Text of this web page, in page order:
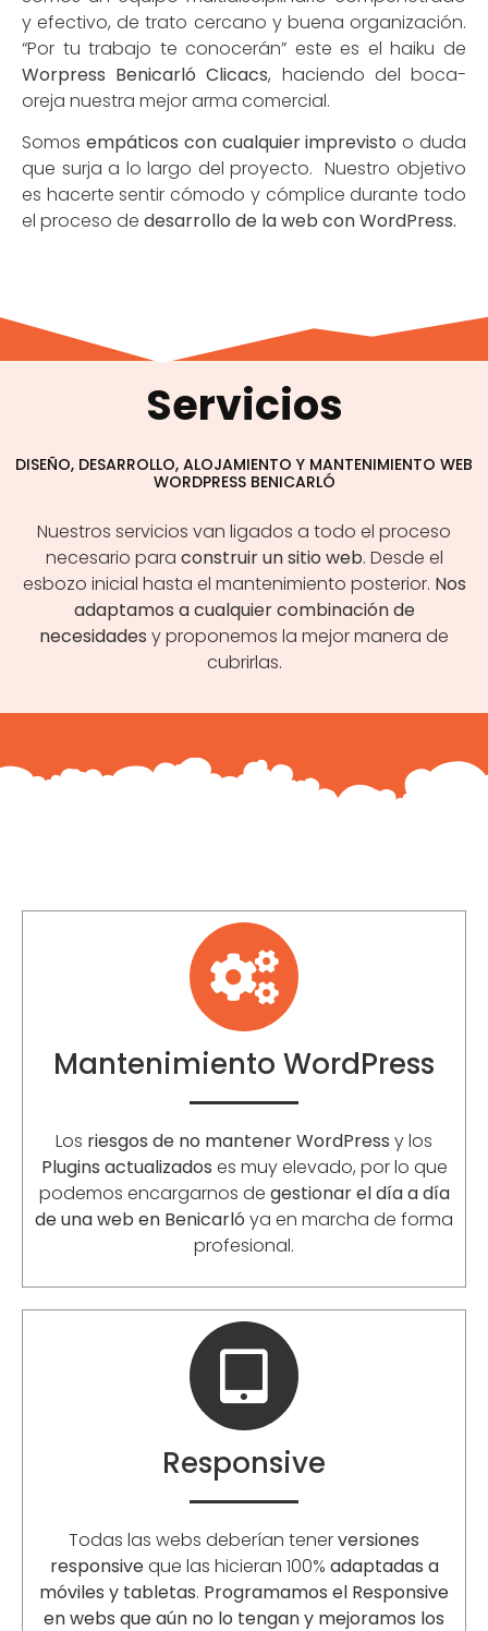
y efectivo, de trato cercano y buena organización.
“Por tu trabajo te conocerán” este es el haiku de
Worpress Benicarló Clicacs, haciendo del boca-
oreja nuestra mejor arma comercial.
Somos empáticos con cualquier imprevisto o duda
que surja a lo largo del proyecto. Nuestro objetivo
es hacerte sentir cómodo y cómplice durante todo
el proceso de desarrollo de la web con WordPress.
Servicios
DISEÑO, DESARROLLO, ALOJAMIENTO Y MANTENIMIENTO WEB
WORDPRESS BENICARLÓ
Nuestros servicios van ligados a todo el proceso
necesario para construir un sitio web. Desde el
esbozo inicial hasta el mantenimiento posterior. Nos
adaptamos a cualquier combinación de
necesidades y proponemos la mejor manera de
cubrirlas.
Mantenimiento WordPress
Los riesgos de no mantener WordPress y los
Plugins actualizados es muy elevado, por lo que
podemos encargarnos de gestionar el día a día
de una web en Benicarló ya en marcha de forma
profesional.
Responsive
Todas las webs deberían tenerversiones
responsiveque las hicieran 100% adaptadas a
móviles y tabletas. Programamos el Responsive
en webs que aún no lo tengan y mejoramos los